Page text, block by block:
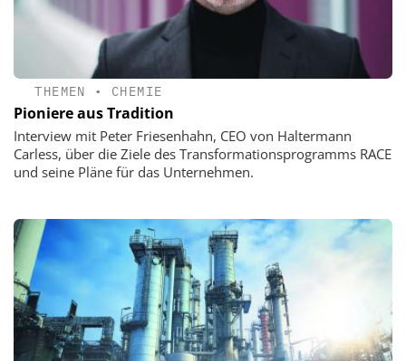
THEMEN • CHEMIE
Pioniere aus Tradition
Interview mit Peter Friesenhahn, CEO von Haltermann
Carless, über die Ziele des Transformationsprogramms RACE
und seine Pläne für das Unternehmen.